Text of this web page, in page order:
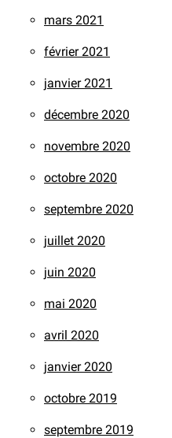
mars 2021
février 2021
janvier 2021
décembre 2020
novembre 2020
octobre 2020
septembre 2020
juillet 2020
juin 2020
mai 2020
avril 2020
janvier 2020
octobre 2019
septembre 2019